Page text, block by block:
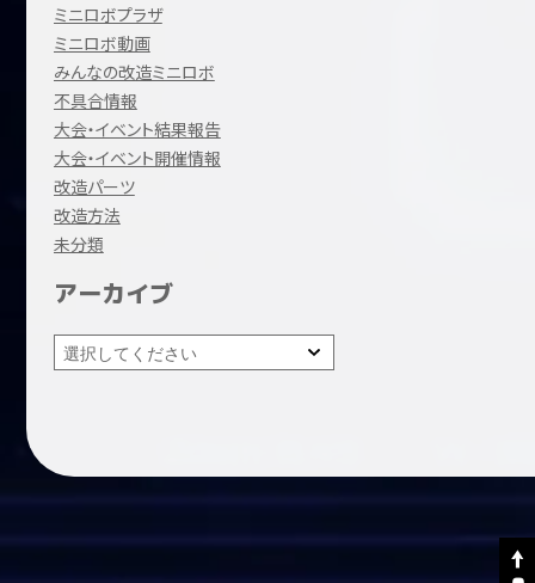
ミニロボプラザ
ミニロボ動画
みんなの改造ミニロボ
不具合情報
大会・イベント結果報告
大会・イベント開催情報
改造パーツ
改造方法
未分類
アーカイブ